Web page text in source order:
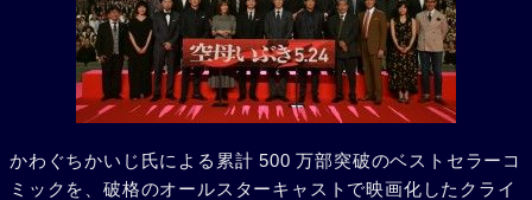
かわぐちかいじ氏による累計 500 万部突破のベストセラーコ
ミックを、破格のオールスターキャストで映画化したクライ